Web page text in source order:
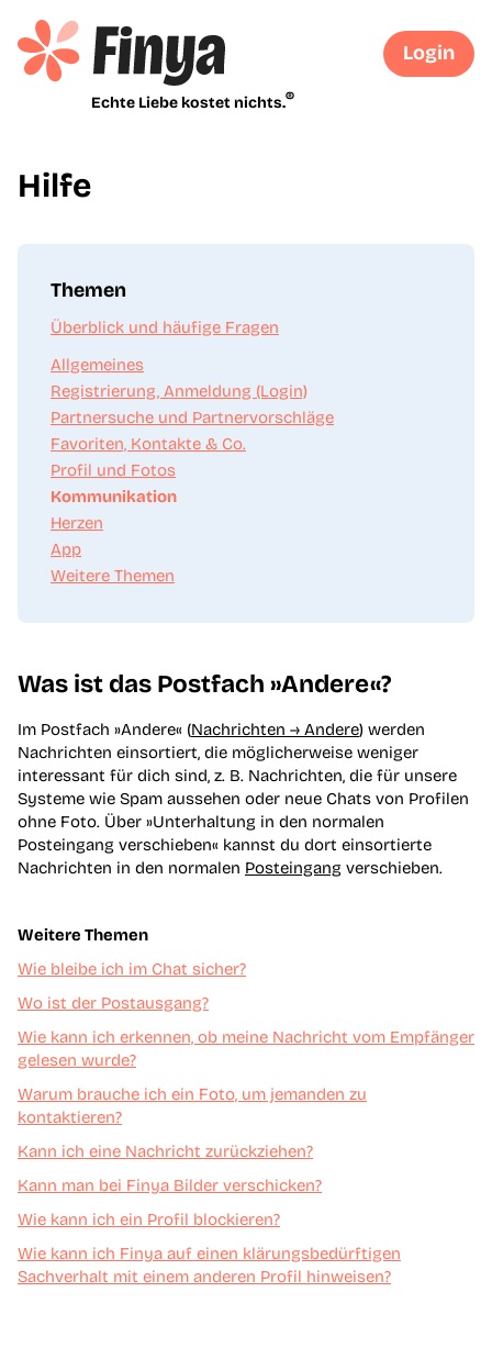
Login
Echte Liebe kostet nichts.®
Hilfe
Themen
Überblick und häufige Fragen
Allgemeines
Registrierung, Anmeldung (Login)
Partnersuche und Partnervorschläge
Favoriten, Kontakte & Co.
Profil und Fotos
Kommunikation
Herzen
App
Weitere Themen
Was ist das Postfach »Andere«?
Im Postfach »Andere« (Nachrichten → Andere) werden
Nachrichten einsortiert, die möglicherweise weniger
interessant für dich sind, z. B. Nachrichten, die für unsere
Systeme wie Spam aussehen oder neue Chats von Profilen
ohne Foto. Über »Unterhaltung in den normalen
Posteingang verschieben« kannst du dort einsortierte
Nachrichten in den normalen Posteingang verschieben.
Weitere Themen
Wie bleibe ich im Chat sicher?
Wo ist der Postausgang?
Wie kann ich erkennen, ob meine Nachricht vom Empfänger
gelesen wurde?
Warum brauche ich ein Foto, um jemanden zu
kontaktieren?
Kann ich eine Nachricht zurückziehen?
Kann man bei Finya Bilder verschicken?
Wie kann ich ein Profil blockieren?
Wie kann ich Finya auf einen klärungsbedürftigen
Sachverhalt mit einem anderen Profil hinweisen?